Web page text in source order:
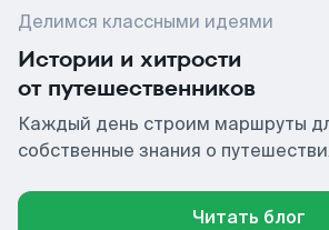
Делимся классными идеями
Истории и хитрости
от путешественников
Каждый день строим маршруты
собственные знания о
Читать блог